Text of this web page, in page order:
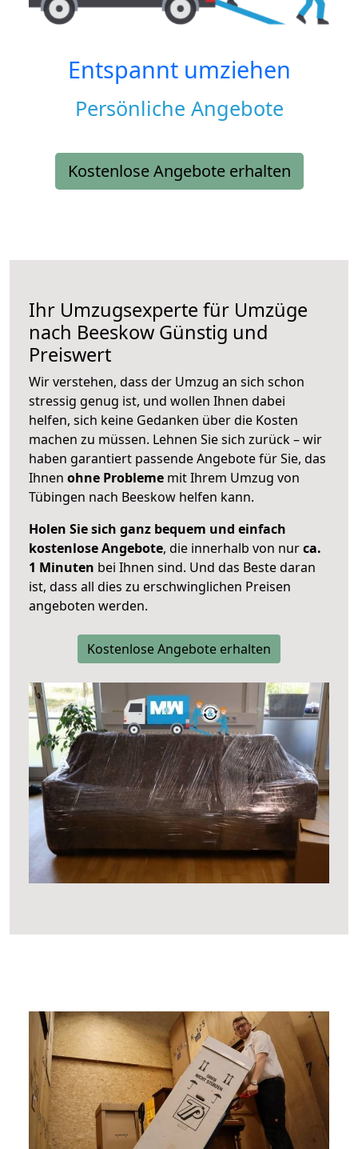
Entspannt umziehen
Persönliche Angebote
Kostenlose Angebote erhalten
Ihr Umzugsexperte für Umzüge
nach Beeskow Günstig und
Preiswert
Wir verstehen, dass der Umzug an sich schon
stressig genug ist, und wollen Ihnen dabei
helfen, sich keine Gedanken über die Kosten
machen zu müssen. Lehnen Sie sich zurück – wir
haben garantiert passende Angebote für Sie, das
Ihnen ohne Probleme mit Ihrem Umzug von
Tübingen nach Beeskow helfen kann.
Holen Sie sich ganz bequem und einfach
kostenlose Angebote, die innerhalb von nurca.
1 Minuten bei Ihnen sind. Und das Beste daran
ist, dass all dies zu erschwinglichen Preisen
angeboten werden.
Kostenlose Angebote erhalten